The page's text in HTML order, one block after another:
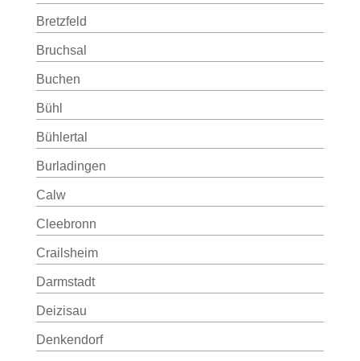
Bretzfeld
Bruchsal
Buchen
Bühl
Bühlertal
Burladingen
Calw
Cleebronn
Crailsheim
Darmstadt
Deizisau
Denkendorf